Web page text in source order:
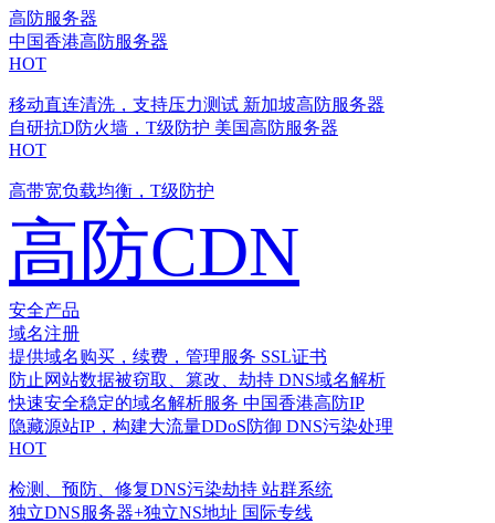
高防服务器
中国香港高防服务器
HOT
移动直连清洗，支持压力测试 新加坡高防服务器
自研抗D防火墙，T级防护 美国高防服务器
HOT
高带宽负载均衡，T级防护
高防CDN
安全产品
域名注册
提供域名购买，续费，管理服务 SSL证书
防止网站数据被窃取、篡改、劫持 DNS域名解析
快速安全稳定的域名解析服务 中国香港高防IP
隐藏源站IP，构建大流量DDoS防御 DNS污染处理
HOT
检测、预防、修复DNS污染劫持 站群系统
独立DNS服务器+独立NS地址 国际专线